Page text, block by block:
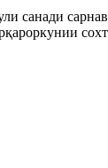
санади